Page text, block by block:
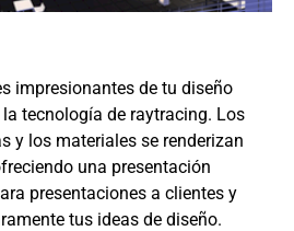
impresionantes de tu diseño
tecnología de raytracing. Los
y los materiales se renderizan
una presentación
presentaciones a clientes y
tus ideas de diseño.